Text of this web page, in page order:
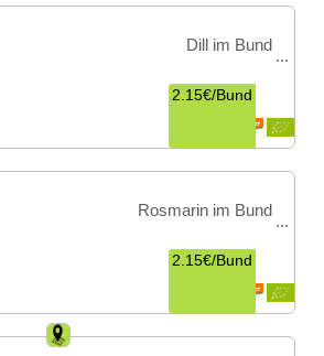
Dill im Bund
2.15€/Bund
Rosmarin im Bund
2.15€/Bund